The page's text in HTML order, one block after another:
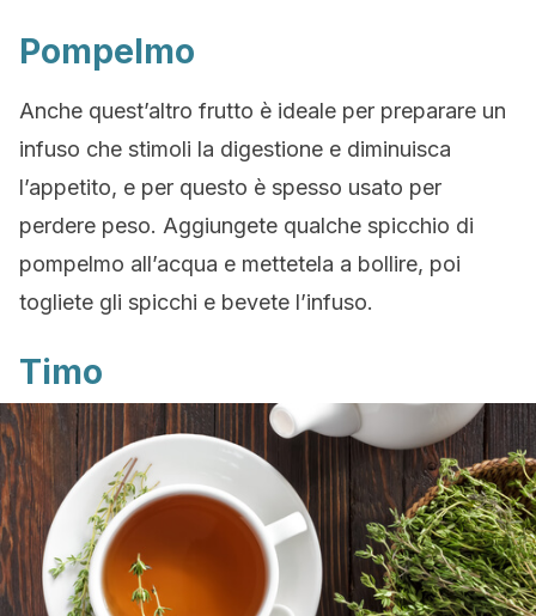
Pompelmo
Anche quest’altro frutto è ideale per preparare un
infuso che stimoli la digestione e diminuisca
l’appetito, e per questo è spesso usato per
perdere peso. Aggiungete qualche spicchio di
pompelmo all’acqua e mettetela a bollire, poi
togliete gli spicchi e bevete l’infuso.
Timo